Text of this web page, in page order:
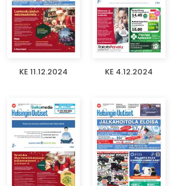
KE 11.12.2024 KE 4.12.2024